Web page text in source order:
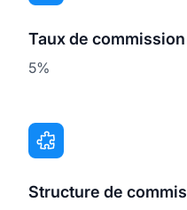
Taux de commission
5%
Structure de